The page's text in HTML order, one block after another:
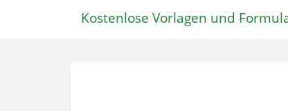
Kostenlose Vorlagen und